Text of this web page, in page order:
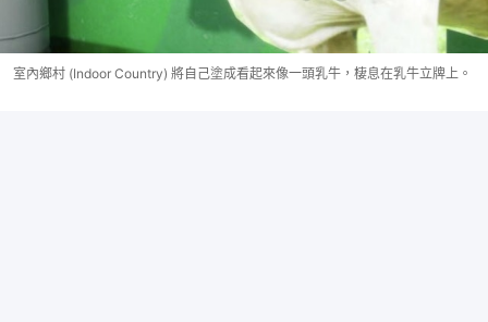
室內鄉村 (Indoor Country) 將自己塗成看起來像一頭乳牛，棲息在乳牛立牌上。